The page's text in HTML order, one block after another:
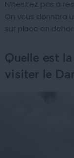
N’hésitez pas à
On vous donnera
sur place en
Quelle est
visiter le